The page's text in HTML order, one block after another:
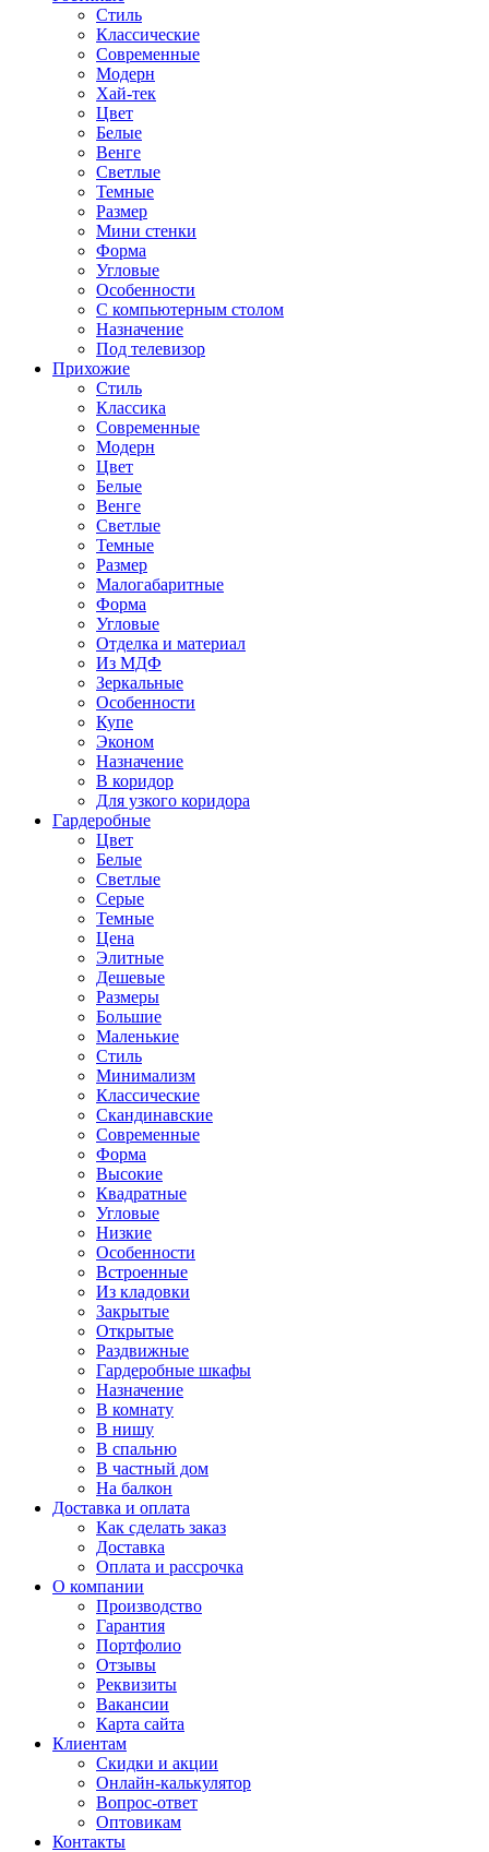
Стиль
Классические
Современные
Модерн
Хай-тек
Цвет
Белые
Венге
Светлые
Темные
Размер
Мини стенки
Форма
Угловые
Особенности
С компьютерным столом
Назначение
Под телевизор
Прихожие
Стиль
Классика
Современные
Модерн
Цвет
Белые
Венге
Светлые
Темные
Размер
Малогабаритные
Форма
Угловые
Отделка и материал
Из МДФ
Зеркальные
Особенности
Купе
Эконом
Назначение
В коридор
Для узкого коридора
Гардеробные
Цвет
Белые
Светлые
Серые
Темные
Цена
Элитные
Дешевые
Размеры
Большие
Маленькие
Стиль
Минимализм
Классические
Скандинавские
Современные
Форма
Высокие
Квадратные
Угловые
Низкие
Особенности
Встроенные
Из кладовки
Закрытые
Открытые
Раздвижные
Гардеробные шкафы
Назначение
В комнату
В нишу
В спальню
В частный дом
На балкон
Доставка и оплата
Как сделать заказ
Доставка
Оплата и рассрочка
О компании
Производство
Гарантия
Портфолио
Отзывы
Реквизиты
Вакансии
Карта сайта
Клиентам
Скидки и акции
Онлайн-калькулятор
Вопрос-ответ
Оптовикам
Контакты